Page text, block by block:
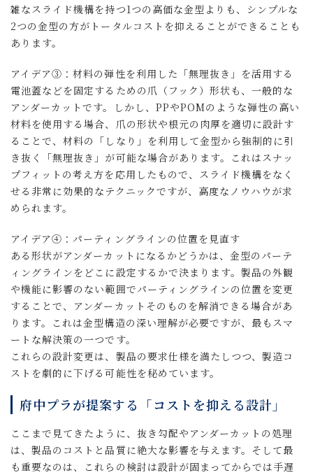
雑なスライド機構を持つ1つの高価な金型よりも、シンプルな
2つの金型の方がトータルコストを抑えることができることも
あります。
アイデア③：材料の弾性を利用した「無理抜き」を活用する
電池蓋などを固定するための爪（フック）形状も、一般的な
アンダーカットです。しかし、PPやPOMのような弾性の高い
材料を使用する場合、爪の形状や根元の肉厚を適切に設計す
ることで、材料の「しなり」を利用して金型から強制的に引
き抜く「無理抜き」が可能な場合があります。これはスナッ
プフィットの考え方を応用したもので、スライド機構をなく
せる非常に効果的なテクニックですが、高度なノウハウが求
められます。
アイデア④：パーティングラインの位置を見直す
ある形状がアンダーカットになるかどうかは、金型のパーテ
ィングラインをどこに設定するかで決まります。製品の外観
や機能に影響のない範囲でパーティングラインの位置を変更
することで、アンダーカットそのものを解消できる場合があ
ります。これは金型構造の深い理解が必要ですが、最もスマ
ートな解決策の一つです。
これらの設計変更は、製品の要求仕様を満たしつつ、製造コ
ストを劇的に下げる可能性を秘めています。
府中プラが提案する「コストを抑える設計」
ここまで見てきたように、抜き勾配やアンダーカットの処理
は、製品のコストと品質に絶大な影響を与えます。そして最
も重要なのは、これらの検討は設計が固まってからでは手遅